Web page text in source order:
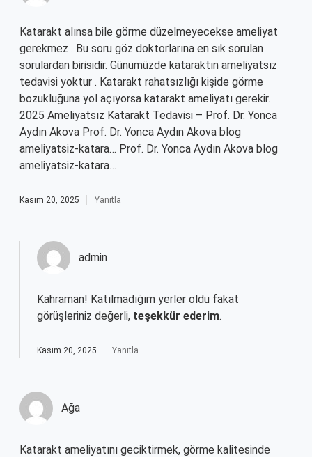
Katarakt alınsa bile görme düzelmeyecekse ameliyat
gerekmez . Bu soru göz doktorlarına en sık sorulan
sorulardan birisidir. Günümüzde kataraktın ameliyatsız
tedavisi yoktur . Katarakt rahatsızlığı kişide görme
bozukluğuna yol açıyorsa katarakt ameliyatı gerekir.
2025 Ameliyatsız Katarakt Tedavisi – Prof. Dr. Yonca
Aydın Akova Prof. Dr. Yonca Aydın Akova blog
ameliyatsiz-katara… Prof. Dr. Yonca Aydın Akova blog
ameliyatsiz-katara…
Kasım 20, 2025 Yanıtla
admin
Kahraman! Katılmadığım yerler oldu fakat
görüşleriniz değerli, teşekkür ederim.
Kasım 20, 2025 Yanıtla
Ağa
Katarakt ameliyatını geciktirmek, görme kalitesinde